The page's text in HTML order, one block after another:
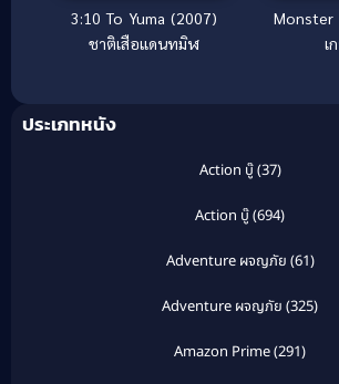
3:10 To Yuma (2007)
ชาติเสือแดนทมิฬ
Monster
เ
ประเภทหนัง
Action บู๊(37)
Action บู๊(694)
Adventure ผจญภัย (61)
Adventure ผจญภัย (325)
Amazon Prime(291)